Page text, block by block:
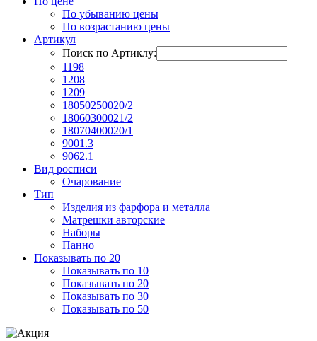
По убыванию цены
По возрастанию цены
Артикул
Поиск по Артиклу:
1198
1208
1209
18050250020/2
18060300021/2
18070400020/1
9001.3
9062.1
Вид росписи
Очарование
Тип
Изделия из фарфора и металла
Матрешки авторские
Наборы
Панно
Показывать по 20
Показывать по 10
Показывать по 20
Показывать по 30
Показывать по 50